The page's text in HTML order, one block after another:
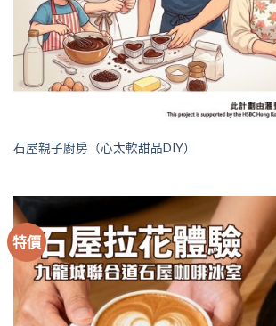
石屋親子廚房（心太軟甜品DIY）
特價